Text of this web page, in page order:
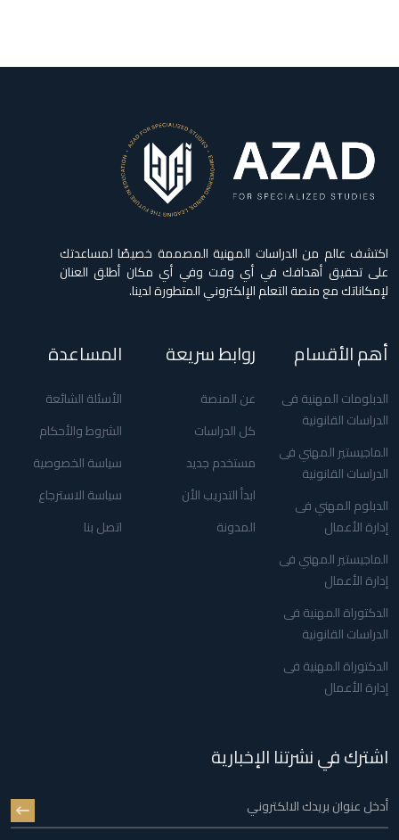
اكتشف عالم من الدراسات المهنية المصممة خصيصًا لمساعدتك
على تحقيق أهدافك في أي وقت وفي أي مكان أطلق العنان
لإمكاناتك مع منصة التعلم الإلكتروني المتطورة لدينا.
أهم الأقسام
الدبلومات المهنية فى
الدراسات القانونية
الماجيستير المهني فى
الدراسات القانونية
الدبلوم المهني فى
إدارة الأعمال
الماجيستير المهني فى
إدارة الأعمال
الدكتوراة المهنية فى
الدراسات القانونية
الدكتوراة المهنية فى
إدارة الأعمال
روابط سريعة
عن المنصة
كل الدراسات
مستخدم جديد
ابدأ التدريب الأن
المدونة
المساعدة
الأسئلة الشائعة
الشروط والأحكام
سياسة الخصوصية
سياسة الاسترجاع
اتصل بنا
اشترك في نشرتنا الإخبارية